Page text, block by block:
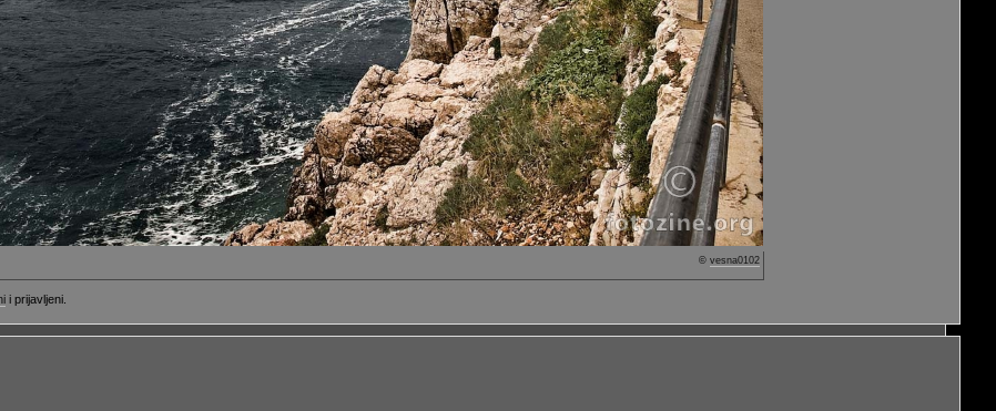
© vesna0102
i prijavljeni.